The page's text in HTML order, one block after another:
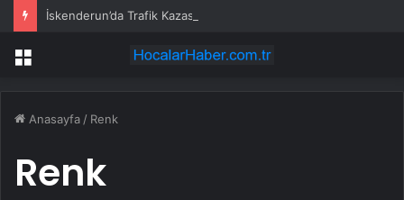
İskenderun’da Trafik Kazası: Bir Ölü, Bir Yaralı
Menü
Anasayfa / Renk
Renk